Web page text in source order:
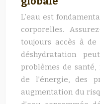
L’eau est
corporelles.
toujours accès à
déshydratation
problèmes de
de l’énergie, des
augmentation du